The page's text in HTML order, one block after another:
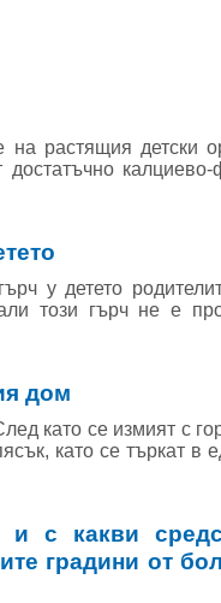
на растящия детски
достатъчно
у детето
този гърч не е
дом
като се измият с
като се търкат в
и с какви
градини от